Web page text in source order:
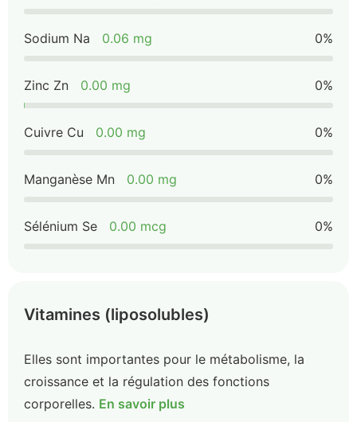
Sodium Na 0.06 mg 0%
Zinc Zn 0.00 mg 0%
Cuivre Cu 0.00 mg 0%
Manganèse Mn 0.00 mg 0%
Sélénium Se 0.00 mcg 0%
Vitamines (liposolubles)
Elles sont importantes pour le métabolisme, la
croissance et la régulation des fonctions
corporelles. En savoir plus